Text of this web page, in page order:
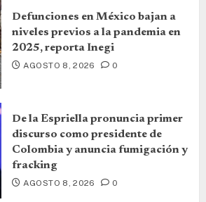
Defunciones en México bajan a
niveles previos a la pandemia en
2025, reporta Inegi
AGOSTO 8, 2026 0
De la Espriella pronuncia primer
discurso como presidente de
Colombia y anuncia fumigación y
fracking
AGOSTO 8, 2026 0